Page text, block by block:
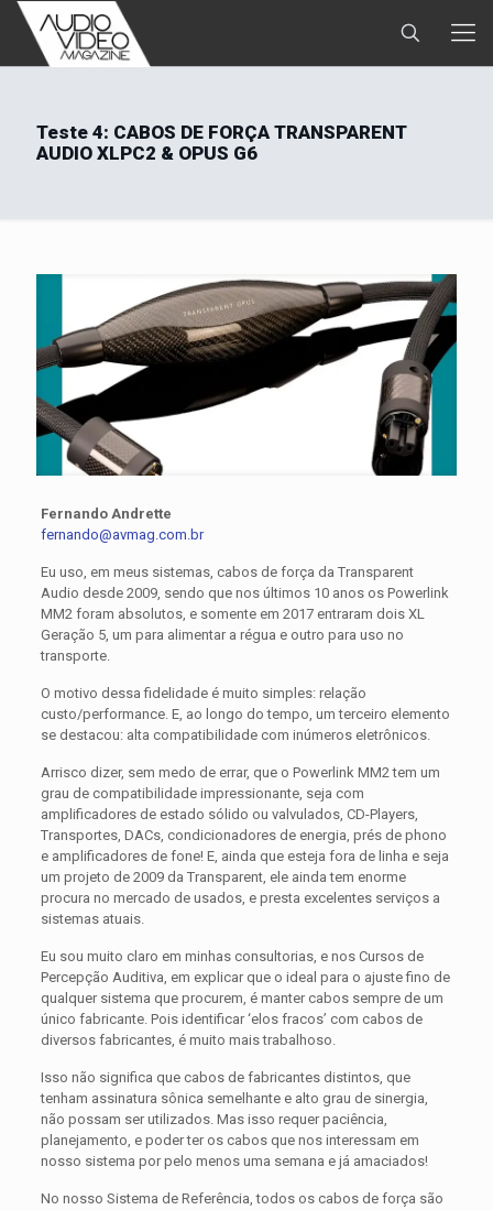
Teste 4: CABOS DE FORÇA TRANSPARENT
AUDIO XLPC2 & OPUS G6
Fernando Andrette
fernando@avmag.com.br
Eu uso, em meus sistemas, cabos de força da Transparent
Audio desde 2009, sendo que nos últimos 10 anos os Powerlink
MM2 foram absolutos, e somente em 2017 entraram dois XL
Geração 5, um para alimentar a régua e outro para uso no
transporte.
O motivo dessa fidelidade é muito simples: relação
custo/performance. E, ao longo do tempo, um terceiro elemento
se destacou: alta compatibilidade com inúmeros eletrônicos.
Arrisco dizer, sem medo de errar, que o Powerlink MM2 tem um
grau de compatibilidade impressionante, seja com
amplificadores de estado sólido ou valvulados, CD-Players,
Transportes, DACs, condicionadores de energia, prés de phono
e amplificadores de fone! E, ainda que esteja fora de linha e seja
um projeto de 2009 da Transparent, ele ainda tem enorme
procura no mercado de usados, e presta excelentes serviços a
sistemas atuais.
Eu sou muito claro em minhas consultorias, e nos Cursos de
Percepção Auditiva, em explicar que o ideal para o ajuste fino de
qualquer sistema que procurem, é manter cabos sempre de um
único fabricante. Pois identificar ‘elos fracos’ com cabos de
diversos fabricantes, é muito mais trabalhoso.
Isso não significa que cabos de fabricantes distintos, que
tenham assinatura sônica semelhante e alto grau de sinergia,
não possam ser utilizados. Mas isso requer paciência,
planejamento, e poder ter os cabos que nos interessam em
nosso sistema por pelo menos uma semana e já amaciados!
No nosso Sistema de Referência, todos os cabos de força são